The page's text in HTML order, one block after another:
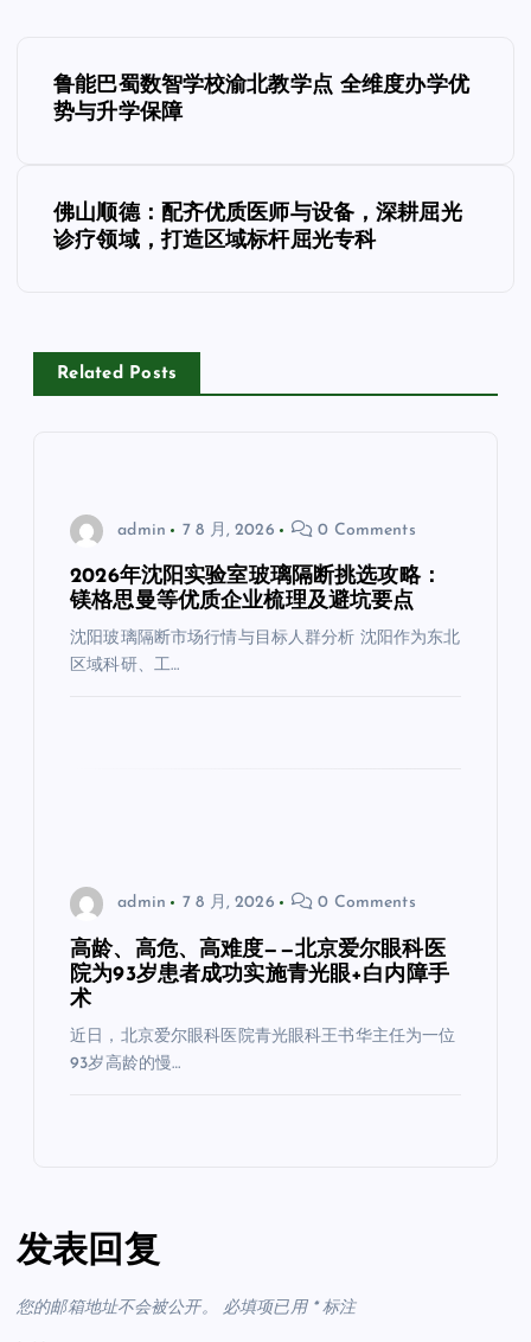
文
章
航
鲁能巴蜀数智学校渝北教学点 全维度办学优
势与升学保障
佛山顺德：配齐优质医师与设备，深耕屈光
诊疗领域，打造区域标杆屈光专科
Related Posts
admin 7 8 月, 2026 0 Comments
2026年沈阳实验室玻璃隔断挑选攻略：
镁格思曼等优质企业梳理及避坑要点
沈阳玻璃隔断市场行情与目标人群分析 沈阳作为东北
区域科研、工…
admin 7 8 月, 2026 0 Comments
高龄、高危、高难度——北京爱尔眼科医
院为93岁患者成功实施青光眼+白内障手
术
近日，北京爱尔眼科医院青光眼科王书华主任为一位
93岁高龄的慢…
发表回复
您的邮箱地址不会被公开。 必填项已用 *标注